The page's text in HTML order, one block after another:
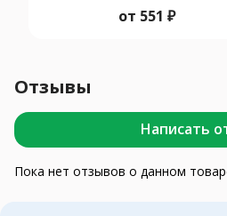
от 551 ₽
Отзывы
Написать
Пока нет отзывов о данном